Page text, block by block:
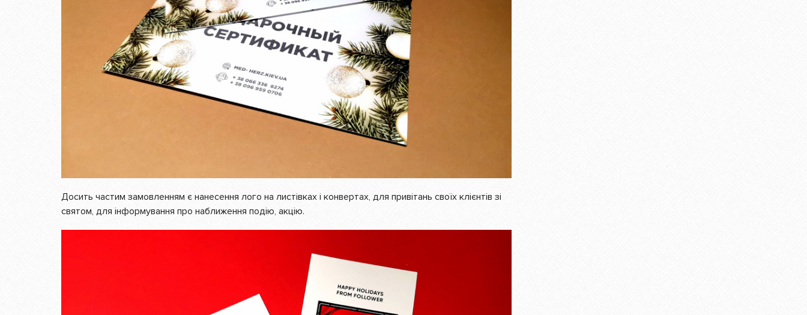
Досить частим замовленням є нанесення лого на листівках і конвертах, для привітань своїх клієнтів зі
святом, для інформування про наближення подію, акцію.